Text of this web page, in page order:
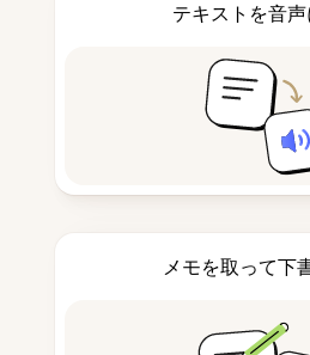
テキストを音
メモを取って下